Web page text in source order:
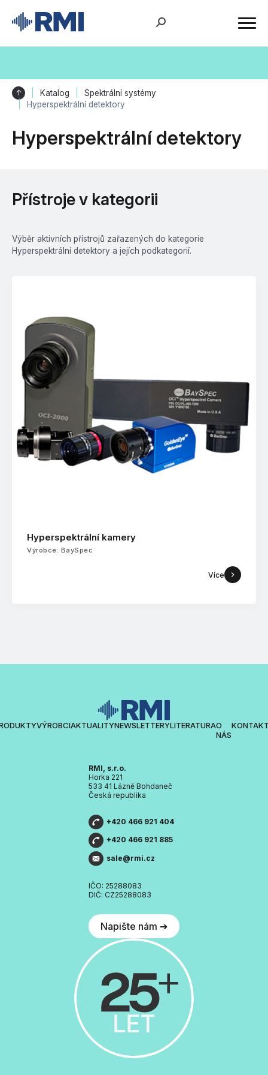
↑ Katalog
Spektrální systémy
Hyperspektrální detektory
Hyperspektrální detektory
Přístroje v kategorii
Výběr aktivních přístrojů zařazených do kategorie
Hyperspektrální detektory a jejích podkategorií.
Hyperspektrální kamery
Výrobce: BaySpec
Více
VÝROBCIAKTUALITYNEWSLETTERYLITERATURAO
NÁS
RMI, s.r.o.
Horka 221
533 41 Lázně Bohdaneč
Česká republika
+420 466 921 404
+420 466 921 885
sale@rmi.cz
IČO: 25288083
DIČ: CZ25288083
Napište nám ➔